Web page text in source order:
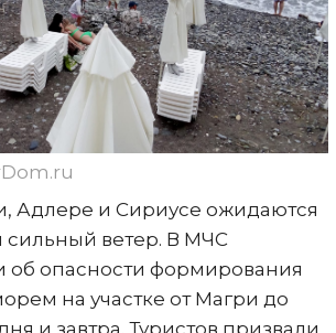
Адлере и Сириусе ожидаются
сильный ветер. В МЧС
об опасности формирования
на участке от Магри до
и завтра. Туристов призвали